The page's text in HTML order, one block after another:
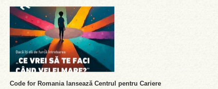
Code for Romania lansează Centrul pentru Cariere